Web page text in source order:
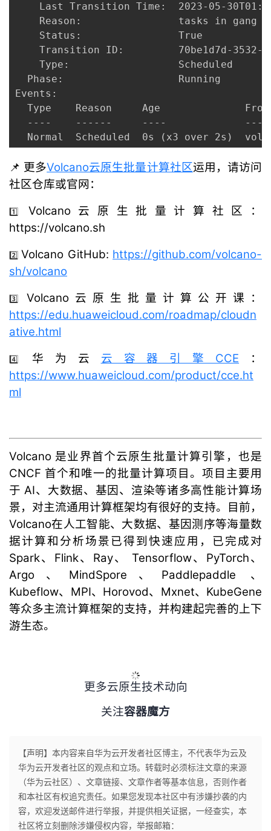
Last Transition Time:  2023-05-
Reason:                tasks in gang
    Status:                True
Transition ID:         70be1d7d-3532-
    Type:                  Scheduled
  Phase:                   Running
Events:
Type    Reason     Age
----    ------     ----
📌 更多Volcano云原生批量计算社区运用，请访问
社区仓库或官网：
1️⃣ Volcano云原生批量计算社区：
https://volcano.sh
2️⃣ Volcano GitHub: https://github.com/volcano-
sh/volcano
3️⃣ Volcano云原生批量计算公开课：
https://edu.huaweicloud.com/roadmap/cloudn
ative.html
4️⃣ 华为云 云容器引擎CCE ：
https://www.huaweicloud.com/product/cce.ht
ml
Volcano 是业界首个云原生批量计算引擎，也是
CNCF 首个和唯一的批量计算项目。项目主要用
于 AI、大数据、基因、渲染等诸多高性能计算场
景，对主流通用计算框架均有很好的支持。目前，
Volcano在人工智能、大数据、基因测序等海量数
据计算和分析场景已得到快速应用，已完成对
Spark、Flink、Ray、 Tensorflow、PyTorch、
Argo、MindSpore、Paddlepaddle 、
Kubeflow、MPI、Horovod、Mxnet、KubeGene
等众多主流计算框架的支持，并构建起完善的上下
游生态。
更多云原生技术动向
关注容器魔方
【声明】本内容来自华为云开发者社区博主，不代表华为云及
华为云开发者社区的观点和立场。转载时必须标注文章的来源
（华为云社区）、文章链接、文章作者等基本信息，否则作者
和本社区有权追究责任。如果您发现本社区中有涉嫌抄袭的内
容，欢迎发送邮件进行举报，并提供相关证据，一经查实，本
社区将立刻删除涉嫌侵权内容，举报邮箱：